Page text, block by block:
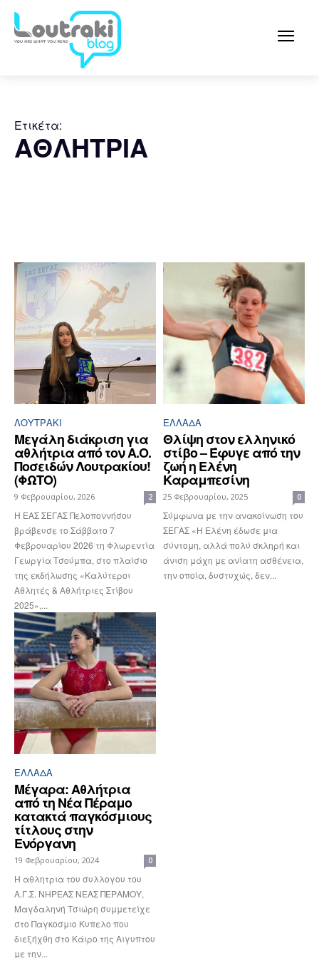
Ετικέτα:
ΑΘΛΗΤΡΙΑ
ΛΟΥΤΡΆΚΙ
Μεγάλη διάκριση για
αθλήτρια από τον Α.Ο.
Ποσειδών Λουτρακίου!
(ΦΩΤΟ)
9 Φεβρουαρίου, 2026 2
Η ΕΑΣ ΣΕΓΑΣ Πελοποννήσου
βράβευσε το Σάββατο 7
Φεβρουαρίου 2026 τη Φλωρεντία
Γεωργία Τσούμπα, στο πλαίσιο
της εκδήλωσης «Καλύτεροι
Αθλητές & Αθλήτριες Στίβου
2025»,...
ΕΛΛΆΔΑ
Θλίψη στον ελληνικό
στίβο – Έφυγε από την
ζωή η Ελένη
Καραμπεσίνη
25 Φεβρουαρίου, 2025 0
Σύμφωνα με την ανακοίνωση του
ΣΕΓΑΣ «Η Ελένη έδωσε μια
σύντομη, αλλά πολύ σκληρή και
άνιση μάχη με ανίατη ασθένεια,
την οποία, δυστυχώς, δεν...
ΕΛΛΆΔΑ
Μέγαρα: Αθλήτρια
από τη Νέα Πέραμο
κατακτά παγκόσμιους
τίτλους στην
Ενόργανη
19 Φεβρουαρίου, 2024 0
Η αθλητρια του συλλογου του
Α.Γ.Σ. ΝΗΡΕΑΣ ΝΕΑΣ ΠΕΡΑΜΟΥ,
Μαγδαληνή Τσιώρη συμμετείχε
στο Παγκοσμιο Κυπελο που
διεξήχθη στο Κάιρο της Αιγυπτου
με την...